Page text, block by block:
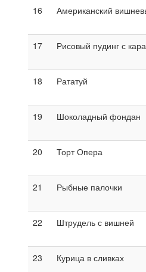
16 Американский
17 Рисовый пудинг с
18 Рататуй
19 Шоколадный фондан
20 Торт Опера
21 Рыбные палочки
22 Штрудель с вишней
23 Курица в сливках